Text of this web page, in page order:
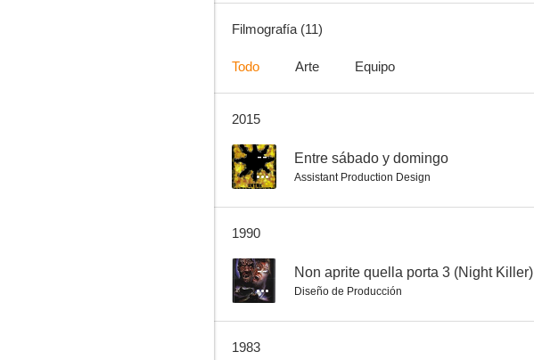
Filmografía (11)
Todo Arte Equipo
2015
-- Entre sábado y domingo
Assistant Production Design
1990
-- Non aprite quella porta 3 (Night Killer)
Diseño de Producción
1983